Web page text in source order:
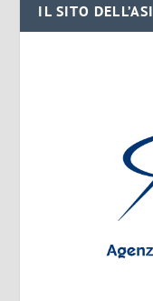
IL SITO DELL’ASI